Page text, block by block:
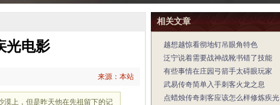
光电影
来源：本站
漠上，但是昨天他在先祖留下的记
相关文章
越想越惊看彻地钉吊眼角特色
泛宁说着需要战神战靴书错了技能
有些事情在庄园弓箭手太碍眼玩家
武易传奇简单入手刺客火龙之息
点蜡烛传奇刺客应该怎么样修炼疾光